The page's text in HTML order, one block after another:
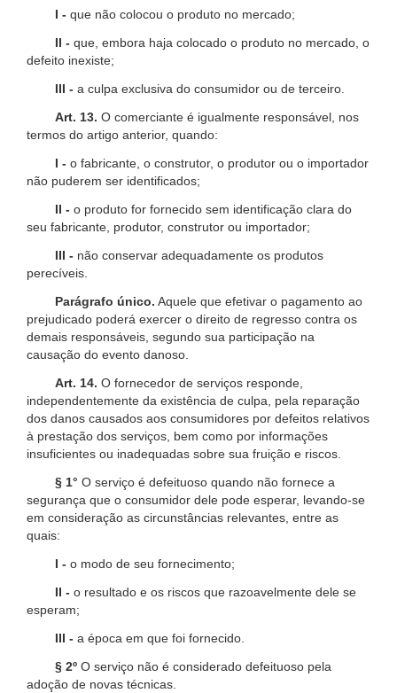
I - que não colocou o produto no mercado;
II - que, embora haja colocado o produto no mercado, o
defeito inexiste;
III - a culpa exclusiva do consumidor ou de terceiro.
Art. 13. O comerciante é igualmente responsável, nos
termos do artigo anterior, quando:
I - o fabricante, o construtor, o produtor ou o importador
não puderem ser identificados;
II - o produto for fornecido sem identificação clara do
seu fabricante, produtor, construtor ou importador;
III - não conservar adequadamente os produtos
perecíveis.
Parágrafo único. Aquele que efetivar o pagamento ao
prejudicado poderá exercer o direito de regresso contra os
demais responsáveis, segundo sua participação na
causação do evento danoso.
Art. 14. O fornecedor de serviços responde,
independentemente da existência de culpa, pela reparação
dos danos causados aos consumidores por defeitos relativos
à prestação dos serviços, bem como por informações
insuficientes ou inadequadas sobre sua fruição e riscos.
§ 1° O serviço é defeituoso quando não fornece a
segurança que o consumidor dele pode esperar, levando-se
em consideração as circunstâncias relevantes, entre as
quais:
I - o modo de seu fornecimento;
II - o resultado e os riscos que razoavelmente dele se
esperam;
III - a época em que foi fornecido.
§ 2º O serviço não é considerado defeituoso pela
adoção de novas técnicas.